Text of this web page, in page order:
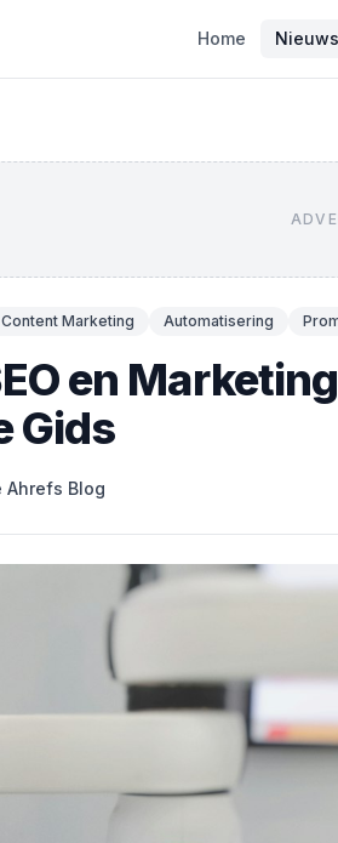
Home
Content Marketing Automatisering
en
Gids
Ahrefs Blog